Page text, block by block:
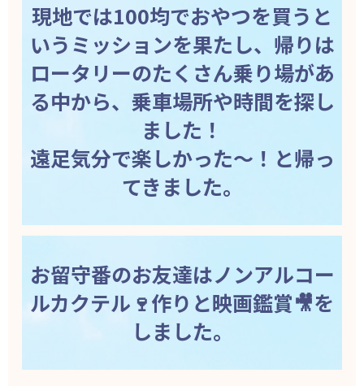
現地では100均でおやつを買うと
いうミッションを果たし、帰りは
ロータリーのたくさん乗り場があ
る中から、乗車場所や時間を探し
ました！
遠足気分で楽しかった〜！と帰っ
てきました。
お留守番のお友達はノンアルコー
ルカクテル🍷作りと映画鑑賞🎥を
しました。